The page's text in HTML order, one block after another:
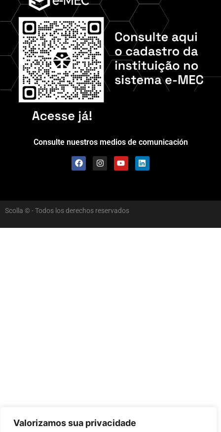
Valorizamos sua privacidade
Consulte nuestros medios de comunicación
Scolla © - Todos los derechos reservados